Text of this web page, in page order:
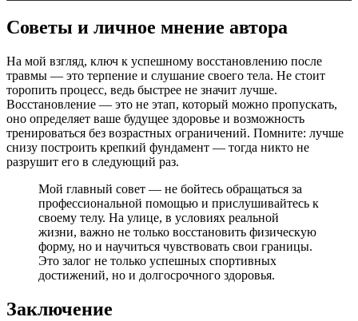
Советы и личное мнение автора
На мой взгляд, ключ к успешному восстановлению после
травмы — это терпение и слушание своего тела. Не стоит
торопить процесс, ведь быстрее не значит лучше.
Восстановление — это не этап, который можно пропускать,
оно определяет ваше будущее здоровье и возможность
тренироваться без возрастных ограничений. Помните: лучше
снизу построить крепкий фундамент — тогда никто не
разрушит его в следующий раз.
Мой главный совет — не бойтесь обращаться за
профессиональной помощью и прислушивайтесь к
своему телу. На улице, в условиях реальной
жизни, важно не только восстановить физическую
форму, но и научиться чувствовать свои границы.
Это залог не только успешных спортивных
достижений, но и долгосрочного здоровья.
Заключение